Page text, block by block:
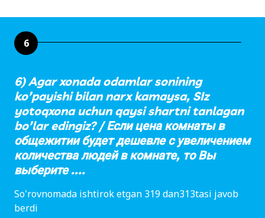
6
6) Agar xonada odamlar sonining
ko’payishi bilan narx kamaysa, SIz
yotoqxona uchun qaysi shartni tanlagan
bo’lar edingiz? / Если цена комнаты в
общежитии будет дешевле с увеличением
количества людей в комнате, то Вы
выберите ....
So'rovnomada ishtirok etgan 319 dan313tasi javob
berdi